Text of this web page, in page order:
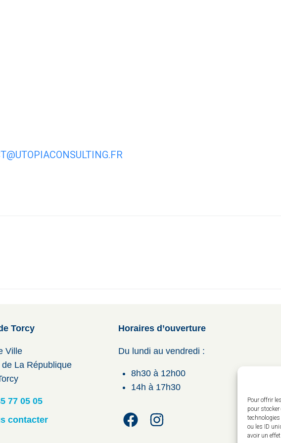
Pour offrir
pour
ou les ID
avoir un
Torcy
Ville
La République
77 05 05
contacter
Horaires d’ouverture
Du lundi au vendredi :
8h30 à 12h00
14h à 17h30